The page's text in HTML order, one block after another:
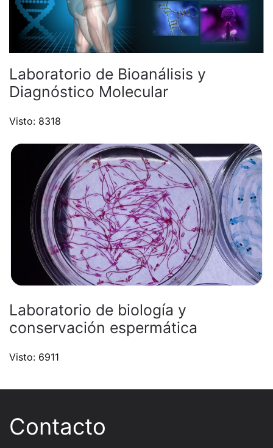
Laboratorio de Bioanálisis y
Diagnóstico Molecular
Visto: 8318
Laboratorio de biología y
conservación espermática
Visto: 6911
Contacto